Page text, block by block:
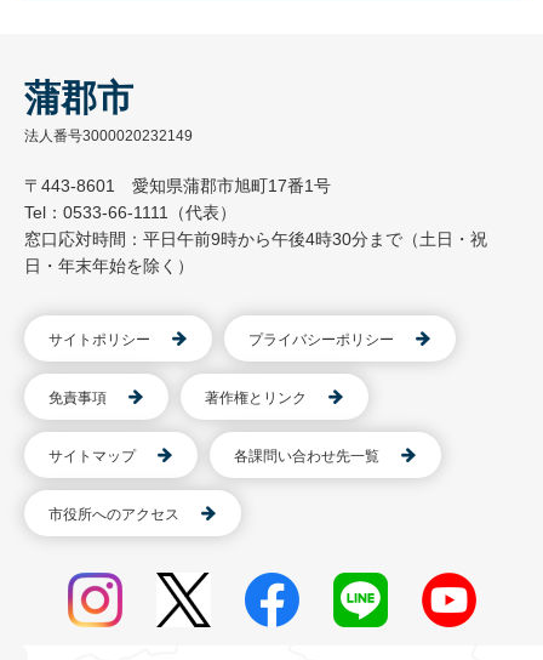
蒲郡市
法人番号3000020232149
〒443-8601 愛知県蒲郡市旭町17番1号
Tel：0533-66-1111（代表）
窓口応対時間：平日午前9時から午後4時30分まで（土日・祝
日・年末年始を除く）
サイトポリシー プライバシーポリシー
免責事項 著作権とリンク
サイトマップ 各課問い合わせ先一覧
市役所へのアクセス